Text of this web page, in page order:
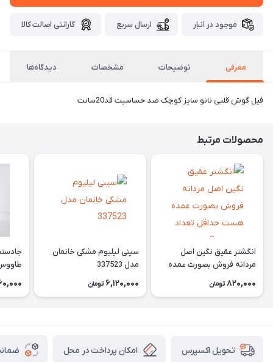
موجود در انبار ارسال سریع گارانتی اصالت کالا
معرفی توضیحات مشخصات دیدگاه‌ها
فیل گوش قلبی نانو سایز کوچک ضد حساسیت قد20سانت
محصولات مرتبط
انگشتر عقیق نگین اصل
مردانه فروش بصورت عمده
3عدد هست فروش بصورت
820,000 تومان
سینی لیلیوم مشکی خانمان
مدل 337523
6,120,000 تومان
تحویل اکسپرس امکان پرداخت در محل